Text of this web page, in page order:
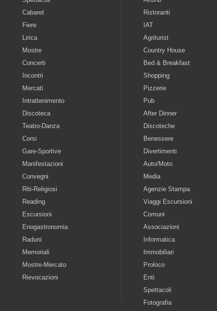
Cabaret
Fiere
Lirica
Mostre
Concerti
Incontri
Mercati
Intrattenimento
Discoteca
Teatro-Danza
Corsi
Gare-Sportive
Manifestazioni
Convegni
Riti-Religiosi
Reading
Escursioni
Enogastronomia
Raduni
Memoriali
Mostre-Mercato
Rievocazioni
Ristoranti
IAT
Agriturist
Country House
Bed & Breakfast
Shopping
Pizzerie
Pub
After Dinner
Discoteche
Benessere
Divertimenti
Auto/Moto
Media
Agenzie Stampa
Viaggi Escursioni
Comuni
Associazioni
Informatica
Immobiliari
Proloco
Enti
Spettacoli
Fotografia